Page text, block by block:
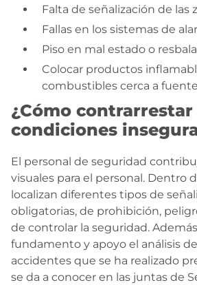
Falta de señalización de las
Fallas en los sistemas de
Piso en mal estado o
Colocar productos
combustibles cerca a
¿Cómo contrarrestar
condiciones
El personal de seguridad
visuales para el personal. Dentro
localizan diferentes tipos de
obligatorias, de prohibición,
de controlar la seguridad.
fundamento y apoyo el análisis
accidentes que se ha realizado
se da a conocer en las juntas de